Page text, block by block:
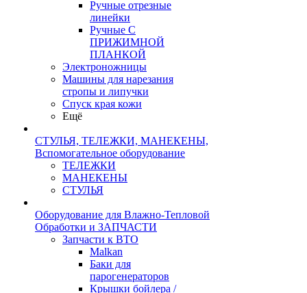
Ручные отрезные
линейки
Ручные С
ПРИЖИМНОЙ
ПЛАНКОЙ
Электроножницы
Машины для нарезания
стропы и липучки
Спуск края кожи
Ещё
СТУЛЬЯ, ТЕЛЕЖКИ, МАНЕКЕНЫ,
Вспомогательное оборудование
ТЕЛЕЖКИ
МАНЕКЕНЫ
СТУЛЬЯ
Оборудование для Влажно-Тепловой
Обработки и ЗАПЧАСТИ
Запчасти к ВТО
Malkan
Баки для
парогенераторов
Крышки бойлера /